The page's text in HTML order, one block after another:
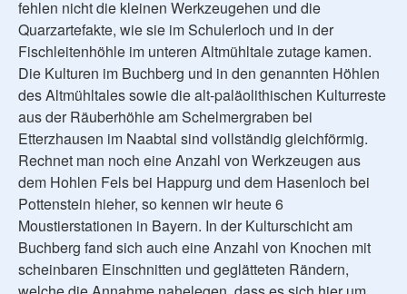
fehlen nicht die kleinen Werkzeugehen und die
Quarzartefakte, wie sie im Schulerloch und in der
Fischleitenhöhle im unteren Altmühltale zutage kamen.
Die Kulturen im Buchberg und in den genannten Höhlen
des Altmühltales sowie die alt-paläolithischen Kulturreste
aus der Räuberhöhle am Schelmergraben bei
Etterzhausen im Naabtal sind vollständig gleichförmig.
Rechnet man noch eine Anzahl von Werkzeugen aus
dem Hohlen Fels bei Happurg und dem Hasenloch bei
Pottenstein hieher, so kennen wir heute 6
Moustierstationen in Bayern. In der Kulturschicht am
Buchberg fand sich auch eine Anzahl von Knochen mit
scheinbaren Einschnitten und geglätteten Rändern,